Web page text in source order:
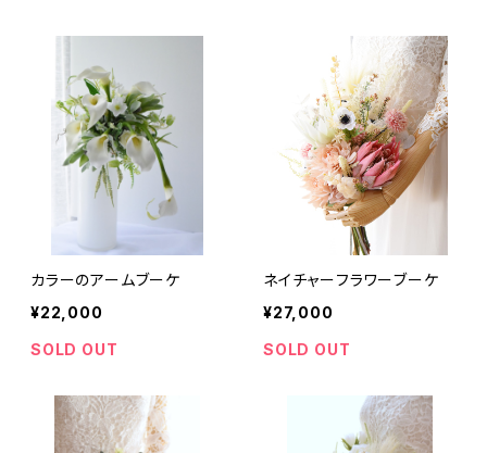
カラーのアームブーケ
¥22,000
SOLD OUT
ネイチャーフラワーブーケ
¥27,000
SOLD OUT